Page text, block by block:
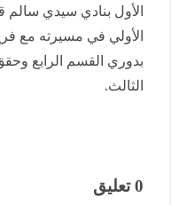
الأول بنادي سيدي سالم
الأولي في مسيرته مع
بدوري القسم الرابع
الثالث.
0 تعليق